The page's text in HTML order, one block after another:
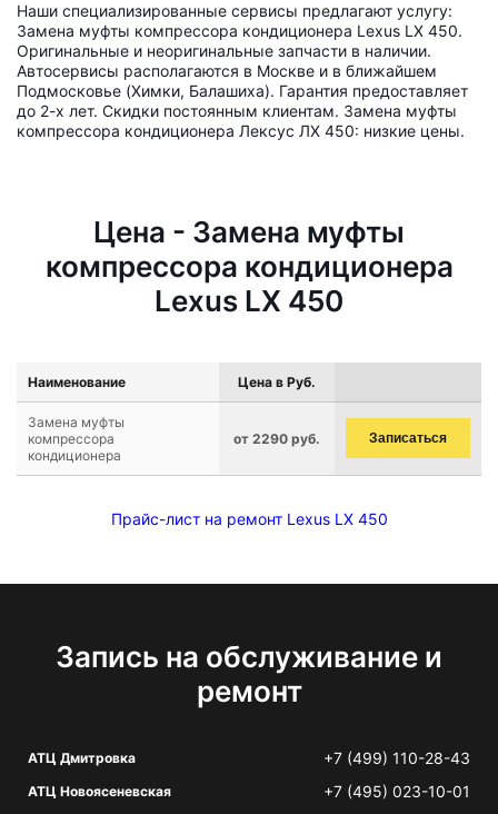
Наши специализированные сервисы предлагают услугу:
Замена муфты компрессора кондиционера Lexus LX 450.
Оригинальные и неоригинальные запчасти в наличии.
Автосервисы располагаются в Москве и в ближайшем
Подмосковье (Химки, Балашиха). Гарантия предоставляет
до 2-х лет. Скидки постоянным клиентам. Замена муфты
компрессора кондиционера Лексус ЛХ 450: низкие цены.
Цена - Замена муфты
компрессора кондиционера
Lexus LX 450
Наименование Цена в Руб.
Замена муфты
компрессора
кондиционера
от 2290 руб. Записаться
Прайс-лист на ремонт Lexus LX 450
Запись на обслуживание и
ремонт
АТЦ Дмитровка +7 (499) 110-28-43
АТЦ Новоясеневская +7 (495) 023-10-01